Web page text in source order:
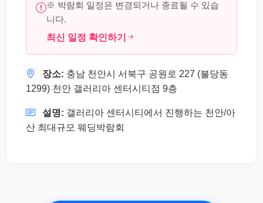
※ 박람회 일정은 변경되거나 종료될 수 있습
니다.
최신 일정 확인하기
장소: 충남 천안시 서북구 공원로 227 (불당동
1299) 천안 갤러리아 센터시티점 9층
설명: 갤러리아 센터시티에서 진행하는 천안/아
산 최대규모 웨딩박람회